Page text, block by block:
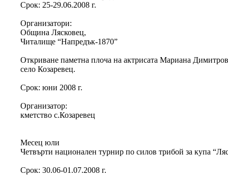
Срок: 25-29.06.2008 г.
Организатори:
Община Лясковец,
Читалище “Напредък-1870”
Откриване паметна плоча на актрисата Мариана
село Козаревец.
Срок: юни 2008 г.
Организатор:
кметство с.Козаревец
Месец юли
Четвърти национален турнир по силов трибой за купа
Срок: 30.06-01.07.2008 г.